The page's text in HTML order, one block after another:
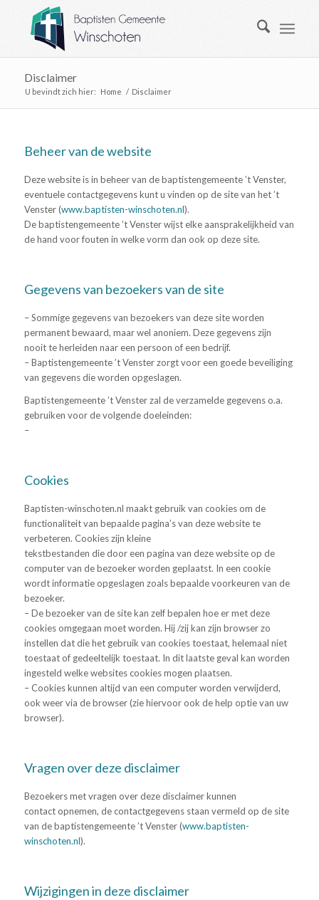
Disclaimer
U bevindt zich hier: Home / Disclaimer
Beheer van de website
Deze website is in beheer van de baptistengemeente ’t Venster,
eventuele contactgegevens kunt u vinden op de site van het ’t
Venster (www.baptisten-winschoten.nl).
De baptistengemeente ’t Venster wijst elke aansprakelijkheid van
de hand voor fouten in welke vorm dan ook op deze site.
Gegevens van bezoekers van de site
– Sommige gegevens van bezoekers van deze site worden
permanent bewaard, maar wel anoniem. Deze gegevens zijn
nooit te herleiden naar een persoon of een bedrijf.
– Baptistengemeente ’t Venster zorgt voor een goede beveiliging
van gegevens die worden opgeslagen.
Baptistengemeente ’t Venster zal de verzamelde gegevens o.a.
gebruiken voor de volgende doeleinden:
–
Cookies
Baptisten-winschoten.nl maakt gebruik van cookies om de
functionaliteit van bepaalde pagina’s van deze website te
verbeteren. Cookies zijn kleine
tekstbestanden die door een pagina van deze website op de
computer van de bezoeker worden geplaatst. In een cookie
wordt informatie opgeslagen zoals bepaalde voorkeuren van de
bezoeker.
– De bezoeker van de site kan zelf bepalen hoe er met deze
cookies omgegaan moet worden. Hij /zij kan zijn browser zo
instellen dat die het gebruik van cookies toestaat, helemaal niet
toestaat of gedeeltelijk toestaat. In dit laatste geval kan worden
ingesteld welke websites cookies mogen plaatsen.
– Cookies kunnen altijd van een computer worden verwijderd,
ook weer via de browser (zie hiervoor ook de help optie van uw
browser).
Vragen over deze disclaimer
Bezoekers met vragen over deze disclaimer kunnen
contact opnemen, de contactgegevens staan vermeld op de site
van de baptistengemeente ’t Venster (www.baptisten-
winschoten.nl).
Wijzigingen in deze disclaimer